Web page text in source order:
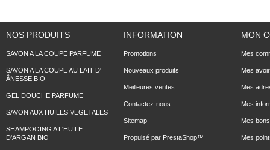
NOS PRODUITS
SAVON A LA COUPE PARFUME
SAVON A LA COUPE AU LAIT D'
ÂNESSE BIO
GEL DOUCHE PARFUME
SAVON AUX HUILES VEGETALES
SHAMPOOING A L'HUILE
D'ARGAN BIO
INFORMATION
Promotions
Nouveaux produits
Meilleures ventes
Contactez-nous
Sitemap
Propulsé par PrestaShop™
MON
Mes
Mes
Mes
Mes
Mes
Mes